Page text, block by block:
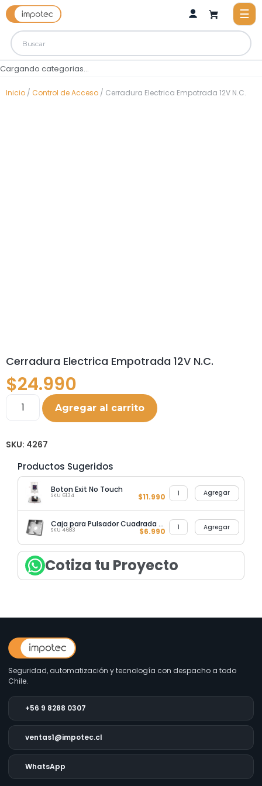
Cargando categorias...
Inicio / Control de Acceso / Cerradura Electrica Empotrada 12V N.C.
Cerradura Electrica Empotrada 12V N.C.
$24.990
Agregar al carrito
SKU: 4267
Productos Sugeridos
Boton Exit No Touch
SKU 6134 $11.990 Agregar
Caja para Pulsador Cuadrada Metalica
SKU 4683 $6.990 Agregar
Cotiza tu Proyecto
Seguridad, automatización y tecnología con despacho a todo
Chile.
+56 9 8288 0307
ventas1@impotec.cl
WhatsApp